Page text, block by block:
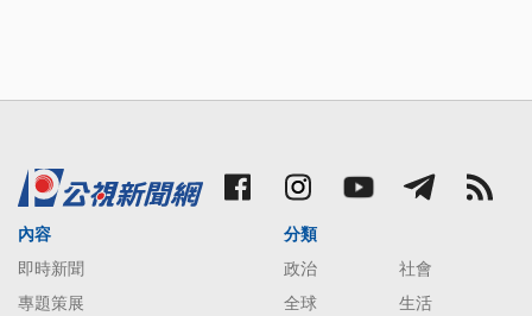
內容
即時新聞
專題策展
分類
政治
社會
全球
生活